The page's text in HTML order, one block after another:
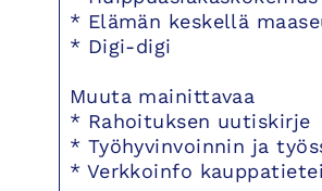
* Elämän keskellä
* Digi-digi
Muuta mainittavaa
* Rahoituksen uutiskirje
* Työhyvinvoinnin ja
* Verkkoinfo